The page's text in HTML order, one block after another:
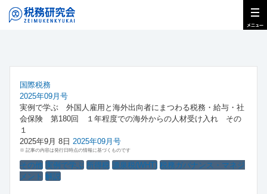
国際税務
2025年09月号
実例で学ぶ 外国人雇用と海外出向者にまつわる税務・給与・社
会保険 第180回 １年程度での海外からの人材受け入れ その
１
2025年9月 8日 2025年09月号
※ 記事の内容は発行日時点の情報に基づくものです
その他 実例で学ぶ 所得税 源泉税(WHT) 税務ガバナンス・マネジ
メント 解説